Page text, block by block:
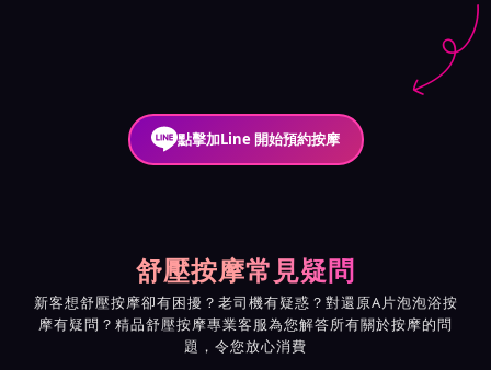
點擊加Line 開始預約按摩
舒壓按摩常見疑問
新客想舒壓按摩卻有困擾？老司機有疑惑？對還原A片泡泡浴按
摩有疑問？精品舒壓按摩專業客服為您解答所有關於按摩的問
題，令您放心消費